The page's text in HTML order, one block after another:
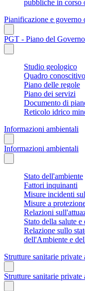
pubbliche in corso
Pianificazione e governo
PGT - Piano del
Studio geologico
Quadro conoscitivo
Piano delle regole
Piano dei servizi
Documento di
Reticolo idrico
Informazioni ambientali
Informazioni ambientali
Stato dell'ambiente
Fattori inquinanti
Misure incidenti
Misure a
Relazioni
Stato della salute
Relazione sullo
dell'Ambiente e
Strutture sanitarie private
Strutture sanitarie private